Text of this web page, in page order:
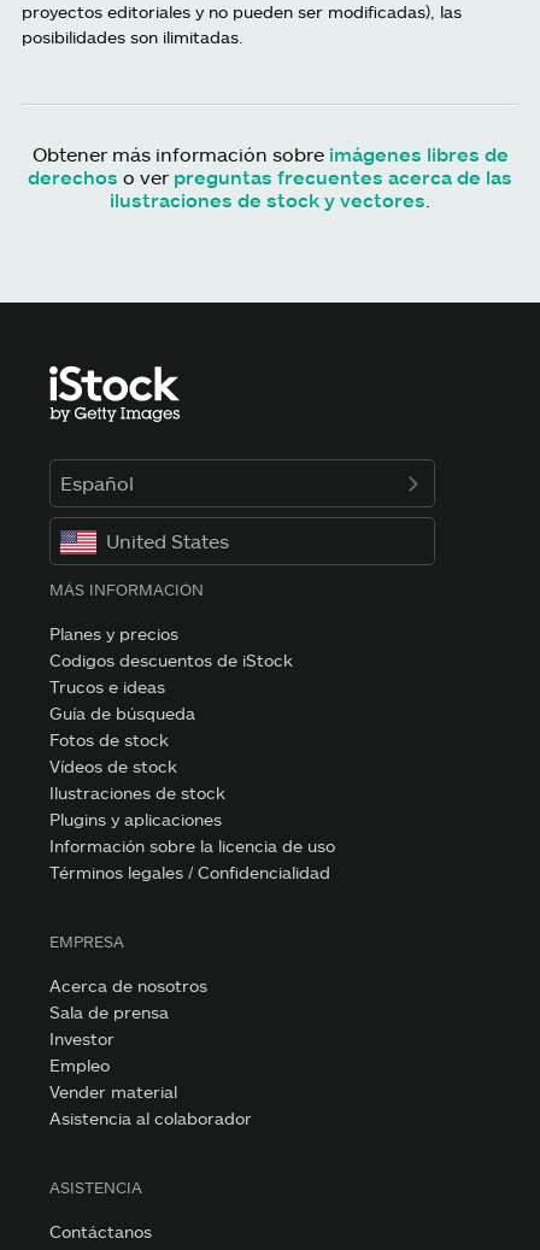
proyectos editoriales y no pueden ser modificadas), las
posibilidades son ilimitadas.
Obtener más información sobre imágenes libres de
derechos o ver preguntas frecuentes acerca de las
ilustraciones de stock y vectores
Español
United States
MÁS INFORMACIÓN
Planes y precios
Codigos descuentos de iStock
Trucos e ideas
Guía de búsqueda
Fotos de stock
Vídeos de stock
Ilustraciones de stock
Plugins y aplicaciones
Información sobre la licencia de uso
Términos legales / Confidencialidad
EMPRESA
Acerca de nosotros
Sala de prensa
Investor
Empleo
Vender material
Asistencia al colaborador
ASISTENCIA
Contáctanos